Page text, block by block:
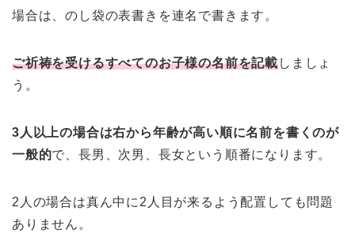
場合は、のし袋の表書きを連名で書きます。
ご祈祷を受けるすべてのお子様の名前を記載しましょ
う。
3人以上の場合は右から年齢が高い順に名前を書くのが
一般的で、長男、次男、長女という順番になります。
2人の場合は真ん中に2人目が来るよう配置しても問題
ありません。